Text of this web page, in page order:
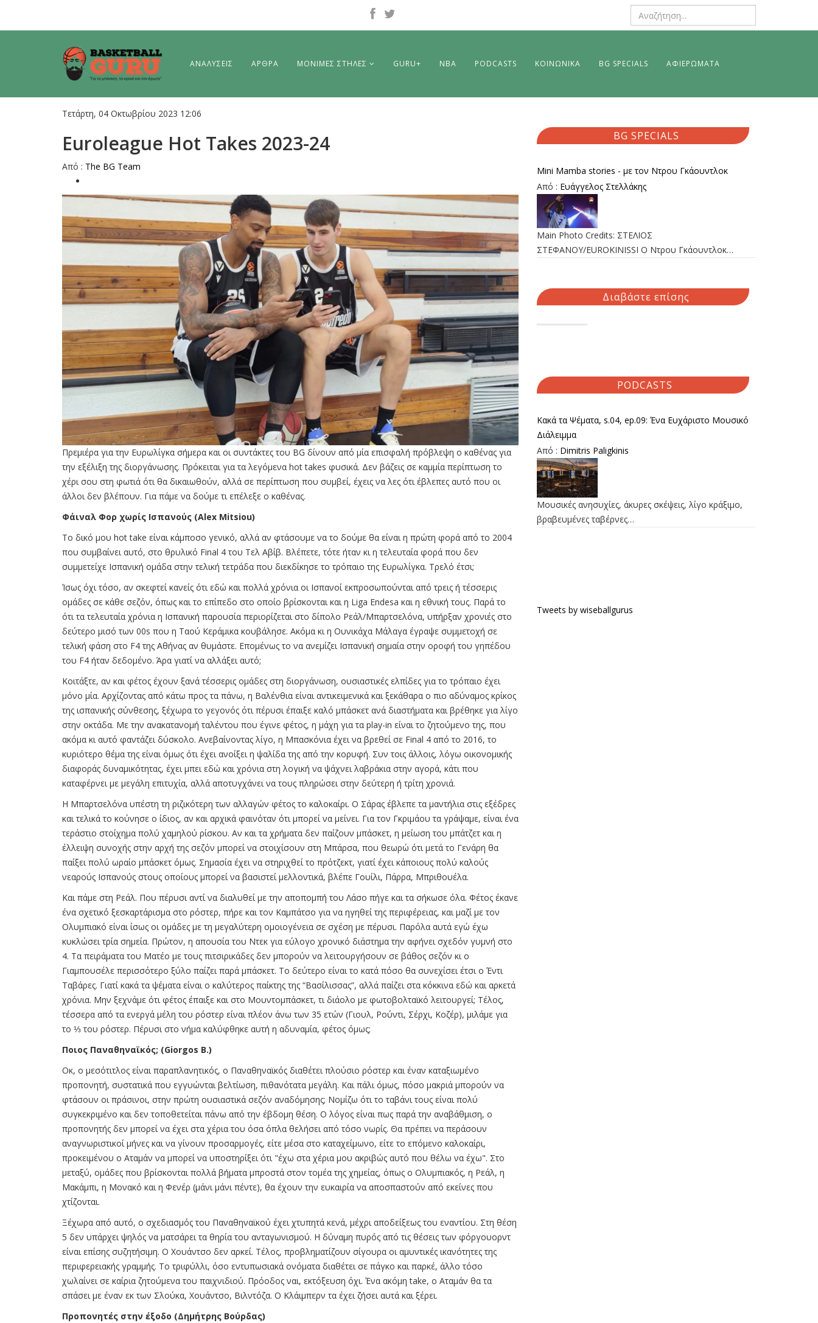
ΑΝΑΛΥΣΕΙΣ ΑΡΘΡΑ ΜΟΝΙΜΕΣ ΣΤΗΛΕΣ GURU+ NBA PODCASTS ΚΟΙΝΩΝΙΚΑ BG SPECIALS ΑΦΙΕΡΩΜΑΤΑ
Τετάρτη, 04 Οκτωβρίου 2023 12:06
Euroleague Hot Takes 2023-24
Aπό : The BG Team
Πρεμιέρα για την Ευρωλίγκα σήμερα και οι συντάκτες του BG δίνουν από μία επισφαλή πρόβλεψη ο καθένας για
την εξέλιξη της διοργάνωσης. Πρόκειται για τα λεγόμενα hot takes φυσικά. Δεν βάζεις σε καμμία περίπτωση το
χέρι σου στη φωτιά ότι θα δικαιωθούν, αλλά σε περίπτωση που συμβεί, έχεις να λες ότι έβλεπες αυτό που οι
άλλοι δεν βλέπουν. Για πάμε να δούμε τι επέλεξε ο καθένας.
Φάιναλ Φορ χωρίς Ισπανούς (Alex Mitsiou)
Το δικό μου hot take είναι κάμποσο γενικό, αλλά αν φτάσουμε να το δούμε θα είναι η πρώτη φορά από το 2004
που συμβαίνει αυτό, στο θρυλικό Final 4 του Τελ Αβίβ. Βλέπετε, τότε ήταν κι η τελευταία φορά που δεν
συμμετείχε Ισπανική ομάδα στην τελική τετράδα που διεκδίκησε το τρόπαιο της Ευρωλίγκα. Τρελό έτσι;
Ίσως όχι τόσο, αν σκεφτεί κανείς ότι εδώ και πολλά χρόνια οι Ισπανοί εκπροσωπούνται από τρεις ή τέσσερις
ομάδες σε κάθε σεζόν, όπως και το επίπεδο στο οποίο βρίσκονται και η Liga Endesa και η εθνική τους. Παρά το
ότι τα τελευταία χρόνια η Ισπανική παρουσία περιορίζεται στο δίπολο Ρεάλ/Μπαρτσελόνα, υπήρξαν χρονιές στο
δεύτερο μισό των 00s που η Ταού Κεράμικα κουβάλησε. Ακόμα κι η Ουνικάχα Μάλαγα έγραψε συμμετοχή σε
τελική φάση στο F4 της Αθήνας αν θυμάστε. Επομένως το να ανεμίζει Ισπανική σημαία στην οροφή του γηπέδου
του F4 ήταν δεδομένο. Άρα γιατί να αλλάξει αυτό;
Κοιτάξτε, αν και φέτος έχουν ξανά τέσσερις ομάδες στη διοργάνωση, ουσιαστικές ελπίδες για το τρόπαιο έχει
μόνο μία. Αρχίζοντας από κάτω προς τα πάνω, η Βαλένθια είναι αντικειμενικά και ξεκάθαρα ο πιο αδύναμος κρίκος
της ισπανικής σύνθεσης, ξέχωρα το γεγονός ότι πέρυσι έπαιξε καλό μπάσκετ ανά διαστήματα και βρέθηκε για λίγο
στην οκτάδα. Με την ανακατανομή ταλέντου που έγινε φέτος, η μάχη για τα play-in είναι το ζητούμενο της, που
ακόμα κι αυτό φαντάζει δύσκολο. Ανεβαίνοντας λίγο, η Μπασκόνια έχει να βρεθεί σε Final 4 από το 2016, το
κυριότερο θέμα της είναι όμως ότι έχει ανοίξει η ψαλίδα της από την κορυφή. Συν τοις άλλοις, λόγω οικονομικής
διαφοράς δυναμικότητας, έχει μπει εδώ και χρόνια στη λογική να ψάχνει λαβράκια στην αγορά, κάτι που
καταφέρνει με μεγάλη επιτυχία, αλλά αποτυγχάνει να τους πληρώσει στην δεύτερη ή τρίτη χρονιά.
Η Μπαρτσελόνα υπέστη τη ριζικότερη των αλλαγών φέτος το καλοκαίρι. Ο Σάρας έβλεπε τα μαντήλια στις εξέδρες
και τελικά το κούνησε ο ίδιος, αν και αρχικά φαινόταν ότι μπορεί να μείνει. Για τον Γκριμάου τα γράψαμε, είναι ένα
τεράστιο στοίχημα πολύ χαμηλού ρίσκου. Αν και τα χρήματα δεν παίζουν μπάσκετ, η μείωση του μπάτζετ και η
έλλειψη συνοχής στην αρχή της σεζόν μπορεί να στοιχίσουν στη Μπάρσα, που θεωρώ ότι μετά το Γενάρη θα
παίξει πολύ ωραίο μπάσκετ όμως. Σημασία έχει να στηριχθεί το πρότζεκτ, γιατί έχει κάποιους πολύ καλούς
νεαρούς Ισπανούς στους οποίους μπορεί να βασιστεί μελλοντικά, βλέπε Γουίλι, Πάρρα, Μπριθουέλα.
Και πάμε στη Ρεάλ. Που πέρυσι αντί να διαλυθεί με την αποπομπή του Λάσο πήγε και τα σήκωσε όλα. Φέτος έκανε
ένα σχετικό ξεσκαρτάρισμα στο ρόστερ, πήρε και τον Καμπάτσο για να ηγηθεί της περιφέρειας, και μαζί με τον
Ολυμπιακό είναι ίσως οι ομάδες με τη μεγαλύτερη ομοιογένεια σε σχέση με πέρυσι. Παρόλα αυτά εγώ έχω
κυκλώσει τρία σημεία. Πρώτον, η απουσία του Ντεκ για εύλογο χρονικό διάστημα την αφήνει σχεδόν γυμνή στο
4. Τα πειράματα του Ματέο με τους πιτσιρικάδες δεν μπορούν να λειτουργήσουν σε βάθος σεζόν κι ο
Γιαμπουσέλε περισσότερο ξύλο παίζει παρά μπάσκετ. Το δεύτερο είναι το κατά πόσο θα συνεχίσει έτσι ο Έντι
Ταβάρες. Γιατί κακά τα ψέματα είναι ο καλύτερος παίκτης της “Βασίλισσας”, αλλά παίζει στα κόκκινα εδώ και αρκετά
χρόνια. Μην ξεχνάμε ότι φέτος έπαιξε και στο Μουντομπάσκετ, τι διάολο με φωτοβολταϊκό λειτουργεί; Τέλος,
τέσσερα από τα ενεργά μέλη του ρόστερ είναι πλέον άνω των 35 ετών (Γιουλ, Ρούντι, Σέρχι, Κοζέρ), μιλάμε για
το ⅓ του ρόστερ. Πέρυσι στο νήμα καλύφθηκε αυτή η αδυναμία, φέτος όμως;
Ποιος Παναθηναϊκός; (Giorgos B.)
Oκ, ο μεσότιτλος είναι παραπλανητικός, ο Παναθηναϊκός διαθέτει πλούσιο ρόστερ και έναν καταξιωμένο
προπονητή, συστατικά που εγγυώνται βελτίωση, πιθανότατα μεγάλη. Και πάλι όμως, πόσο μακριά μπορούν να
φτάσουν οι πράσινοι, στην πρώτη ουσιαστικά σεζόν αναδόμησης; Νομίζω ότι το ταβάνι τους είναι πολύ
συγκεκριμένο και δεν τοποθετείται πάνω από την έβδομη θέση. Ο λόγος είναι πως παρά την αναβάθμιση, ο
προπονητής δεν μπορεί να έχει στα χέρια του όσα όπλα θελήσει από τόσο νωρίς. Θα πρέπει να περάσουν
αναγνωριστικοί μήνες και να γίνουν προσαρμογές, είτε μέσα στο καταχείμωνο, είτε το επόμενο καλοκαίρι,
προκειμένου ο Αταμάν να μπορεί να υποστηρίξει ότι "έχω στα χέρια μου ακριβώς αυτό που θέλω να έχω". Στο
μεταξύ, ομάδες που βρίσκονται πολλά βήματα μπροστά στον τομέα της χημείας, όπως ο Ολυμπιακός, η Ρεάλ, η
Μακάμπι, η Μονακό και η Φενέρ (μάνι μάνι πέντε), θα έχουν την ευκαιρία να αποσπαστούν από εκείνες που
χτίζονται.
Ξέχωρα από αυτό, ο σχεδιασμός του Παναθηναϊκού έχει χτυπητά κενά, μέχρι αποδείξεως του εναντίου. Στη θέση
5 δεν υπάρχει ψηλός να ματσάρει τα θηρία του ανταγωνισμού. Η δύναμη πυρός από τις θέσεις των φόργουορντ
είναι επίσης συζητήσιμη. Ο Χουάντσο δεν αρκεί. Τέλος, προβληματίζουν σίγουρα οι αμυντικές ικανότητες της
περιφερειακής γραμμής. Το τριφύλλι, όσο εντυπωσιακά ονόματα διαθέτει σε πάγκο και παρκέ, άλλο τόσο
χωλαίνει σε καίρια ζητούμενα του παιχνιδιού. Πρόοδος ναι, εκτόξευση όχι. Ένα ακόμη take, ο Αταμάν θα τα
σπάσει με έναν εκ των Σλούκα, Χουάντσο, Βιλντόζα. Ο Κλάιμπερν τα έχει ζήσει αυτά και ξέρει.
Προπονητές στην έξοδο (Δημήτρης Βούρδας)
BG SPECIALS
Mini Mamba stories - με τον Ντρου Γκάουντλοκ
Από : Ευάγγελος Στελλάκης
Main Photo Credits: ΣΤΕΛΙΟΣ
ΣΤΕΦΑΝΟΥ/EUROKINISSI Ο Ντρου Γκάουντλοκ…
Διαβάστε επίσης
PODCASTS
Κακά τα Ψέματα, s.04, ep.09: Ένα Ευχάριστο Μουσικό
Διάλειμμα
Από : Dimitris Paligkinis
Μουσικές ανησυχίες, άκυρες σκέψεις, λίγο κράξιμο,
βραβευμένες ταβέρνες…
Tweets by wiseballgurus